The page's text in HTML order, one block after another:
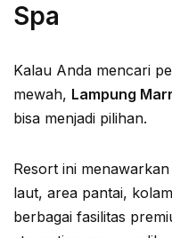
Spa
Kalau Anda mencari
mewah, Lampung
bisa menjadi pilihan.
Resort ini
laut, area pantai,
berbagai fasilitas